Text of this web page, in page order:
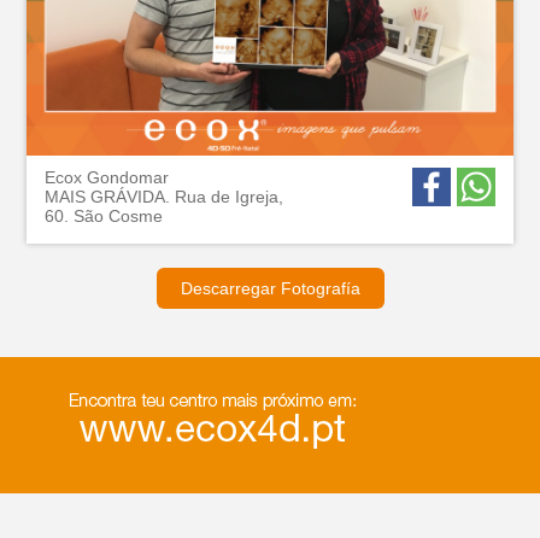
Ecox Gondomar
MAIS GRÁVIDA. Rua de Igreja,
60. São Cosme
Descarregar Fotografía